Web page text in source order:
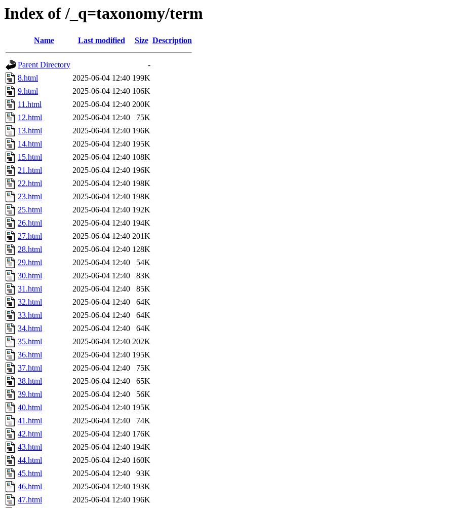
Index of /_q=taxonomy/term
Name Last modified Size Description
Parent Directory
-
8.html
2025-06-04 12:40 199K
9.html
2025-06-04 12:40 106K
11.html
2025-06-04 12:40 200K
12.html
2025-06-04 12:40
75K
13.html
2025-06-04 12:40 196K
14.html
2025-06-04 12:40 195K
15.html
2025-06-04 12:40 108K
21.html
2025-06-04 12:40 196K
22.html
2025-06-04 12:40 198K
23.html
2025-06-04 12:40 198K
25.html
2025-06-04 12:40 192K
26.html
2025-06-04 12:40 194K
27.html
2025-06-04 12:40 201K
28.html
2025-06-04 12:40 128K
29.html
2025-06-04 12:40
54K
30.html
2025-06-04 12:40
83K
31.html
2025-06-04 12:40
85K
32.html
2025-06-04 12:40
64K
33.html
2025-06-04 12:40
64K
34.html
2025-06-04 12:40
64K
35.html
2025-06-04 12:40 202K
36.html
2025-06-04 12:40 195K
37.html
2025-06-04 12:40
75K
38.html
2025-06-04 12:40
65K
39.html
2025-06-04 12:40
56K
40.html
2025-06-04 12:40 195K
41.html
2025-06-04 12:40
74K
42.html
2025-06-04 12:40 176K
43.html
2025-06-04 12:40 194K
44.html
2025-06-04 12:40 160K
45.html
2025-06-04 12:40
93K
46.html
2025-06-04 12:40 193K
47.html
2025-06-04 12:40 196K